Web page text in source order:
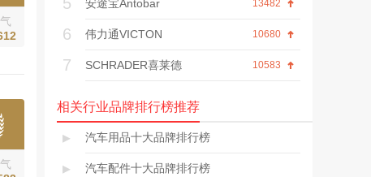
13482
安途宝Antobar
6 10680
伟力通VICTON
7 10583
SCHRADER喜莱德
相关行业品牌排行榜推荐
▸ 汽车用品十大品牌排行榜
▸ 汽车配件十大品牌排行榜